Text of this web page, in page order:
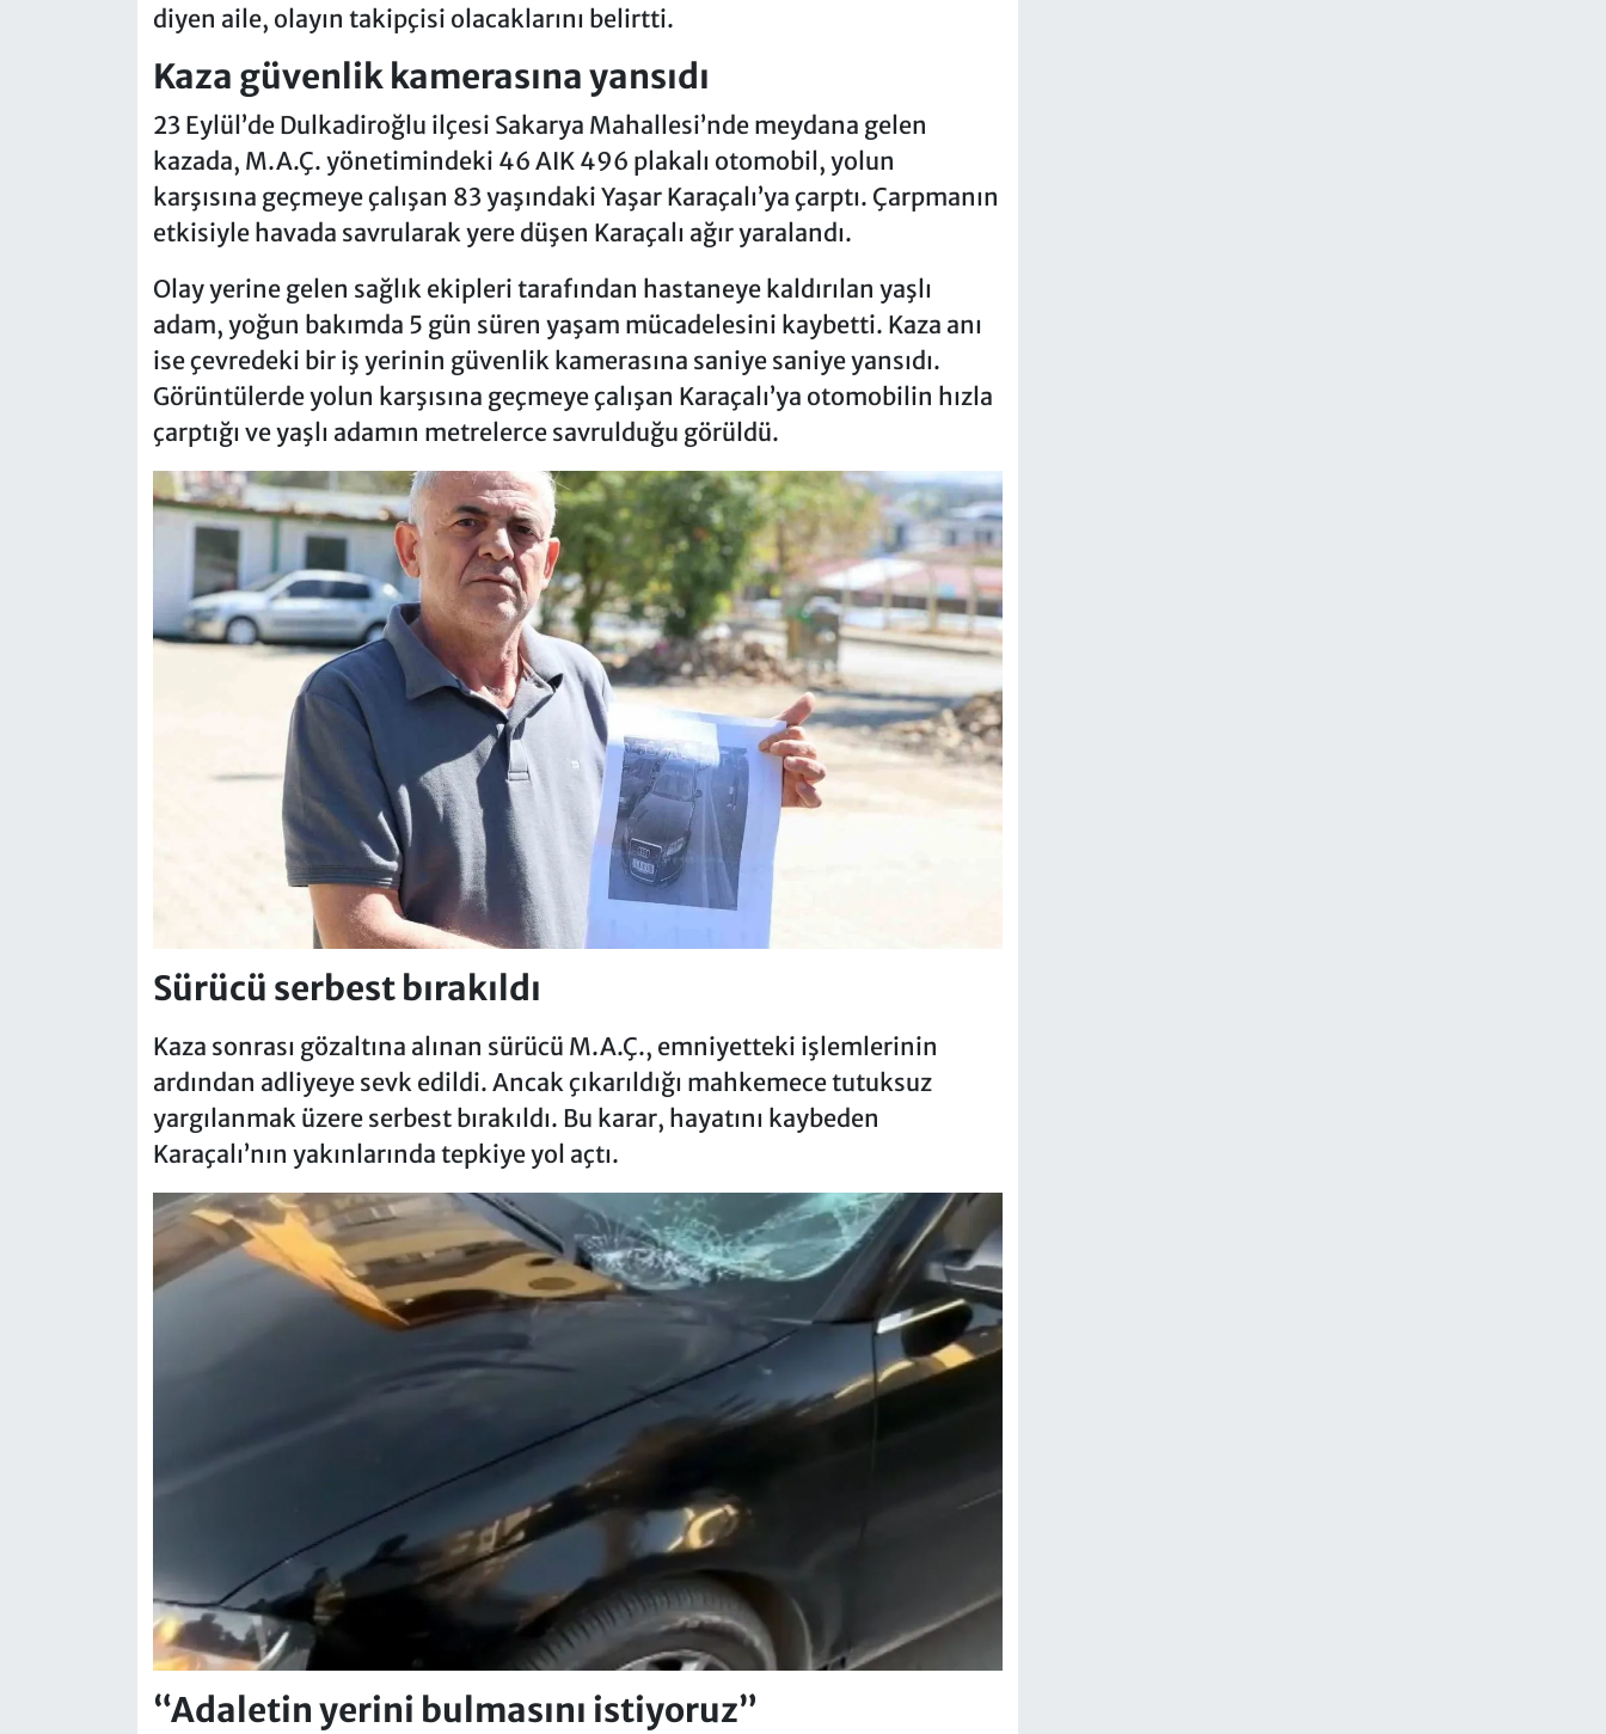
diyen aile, olayın takipçisi olacaklarını belirtti.
Kaza güvenlik kamerasına yansıdı
23 Eylül’de Dulkadiroğlu ilçesi Sakarya Mahallesi’nde meydana gelen
kazada, M.A.Ç. yönetimindeki 46 AIK 496 plakalı otomobil, yolun
karşısına geçmeye çalışan 83 yaşındaki Yaşar Karaçalı’ya çarptı. Çarpmanın
etkisiyle havada savrularak yere düşen Karaçalı ağır yaralandı.
Olay yerine gelen sağlık ekipleri tarafından hastaneye kaldırılan yaşlı
adam, yoğun bakımda 5 gün süren yaşam mücadelesini kaybetti. Kaza anı
ise çevredeki bir iş yerinin güvenlik kamerasına saniye saniye yansıdı.
Görüntülerde yolun karşısına geçmeye çalışan Karaçalı’ya otomobilin hızla
çarptığı ve yaşlı adamın metrelerce savrulduğu görüldü.
Sürücü serbest bırakıldı
Kaza sonrası gözaltına alınan sürücü M.A.Ç., emniyetteki işlemlerinin
ardından adliyeye sevk edildi. Ancak çıkarıldığı mahkemece tutuksuz
yargılanmak üzere serbest bırakıldı. Bu karar, hayatını kaybeden
Karaçalı’nın yakınlarında tepkiye yol açtı.
“Adaletin yerini bulmasını istiyoruz”